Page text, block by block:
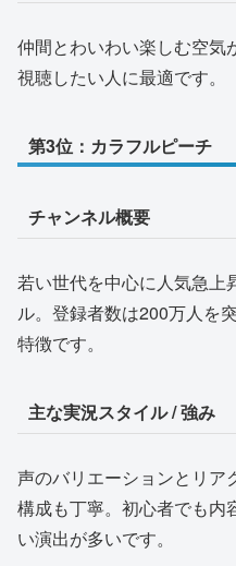
仲間とわいわい楽しむ空気
視聴したい人に最適です。
第3位：カラフルピーチ
チャンネル概要
若い世代を中心に人気急上
ル。登録者数は200万人を
特徴です。
主な実況スタイル / 強み
声のバリエーションとリア
構成も丁寧。初心者でも内
い演出が多いです。